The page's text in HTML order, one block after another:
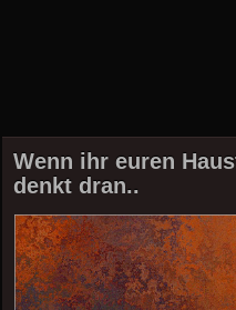
Wenn ihr euren
denkt dran..